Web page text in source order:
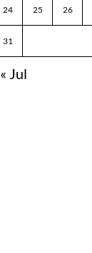
24 25 26
31
« Jul